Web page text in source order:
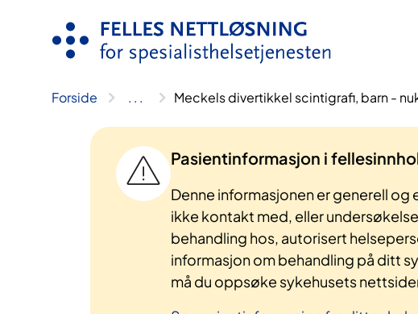
Forside .. . Meckels divertikkel scintigrafi, barn -
Pasientinformasjon i
Denne informasjonen er generell og
ikke kontakt med, eller
behandling hos, autorisert
informasjon om behandling på ditt
må du oppsøke sykehusets